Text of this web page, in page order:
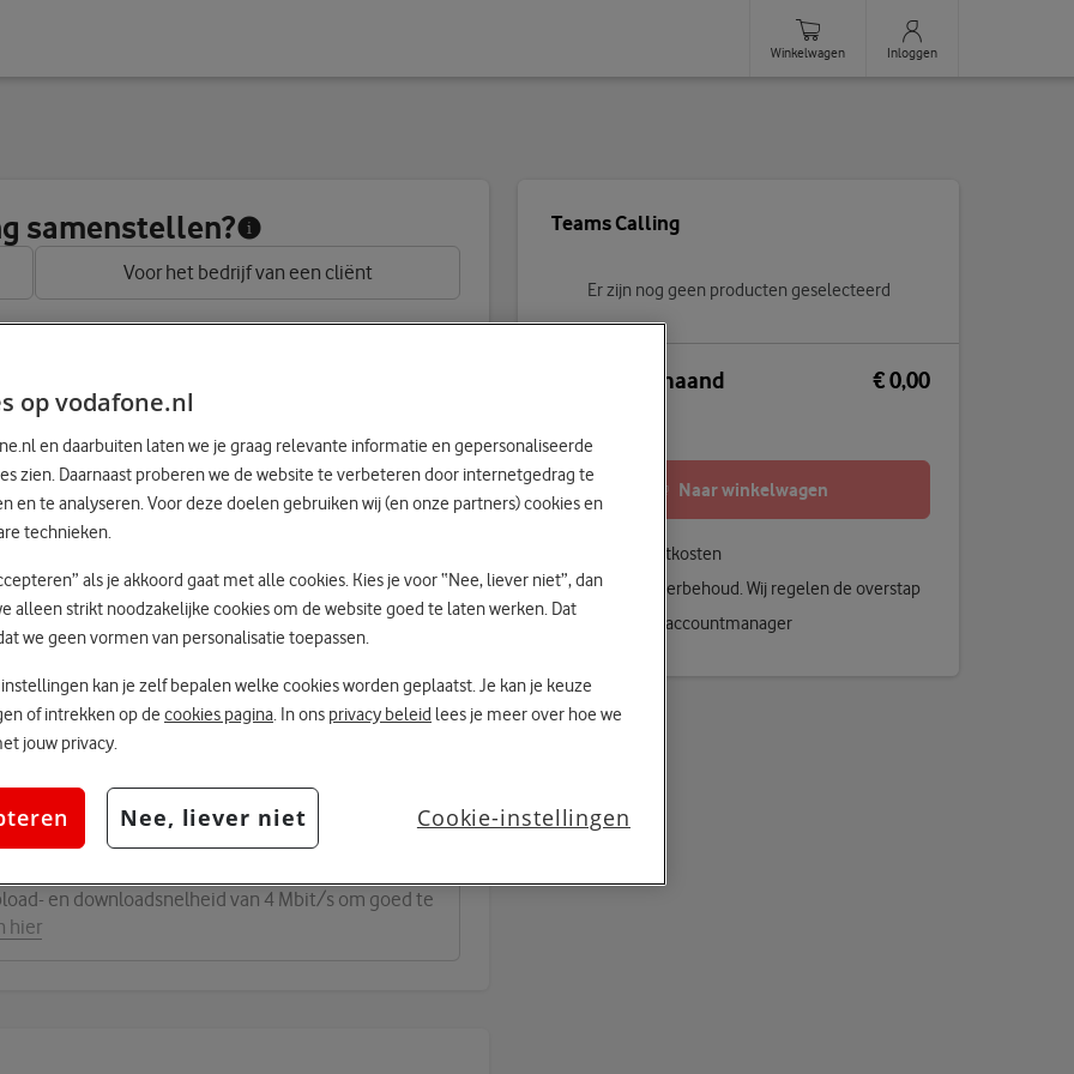
Winkelwagen Inloggen
samen
samenstellen?
Voor het bedrijf van een cliënt
gebruiken:
nodig. Dit mogen bestaande licenties zijn.
kunnen worden
licenties
en downloadsnelheid van 4 Mbit/s om goed te
hier
Teams Calling
Er zijn nog geen producten geselecteerd
Totaal per maand € 0,00
Naar winkelwagen
Geen aansluitkosten
Gratis nummerbehoud. Wij regelen de overstap
Persoonlijke accountmanager
op vodafone.nl
en daarbuiten laten we je graag relevante informatie en gepersonaliseerde
zien. Daarnaast proberen we de website te verbeteren door internetgedrag te
en te analyseren. Voor deze doelen gebruiken wij (en onze partners) cookies en
technieken.
als je akkoord gaat met alle cookies. Kies je voor “Nee, liever niet”, dan
alleen strikt noodzakelijke cookies om de website goed te laten werken. Dat
we geen vormen van personalisatie toepassen.
kan je zelf bepalen welke cookies worden geplaatst. Je kan je keuze
of intrekken op de cookies pagina . In ons privacy beleid lees je meer over hoe we
jouw privacy.
Nee, liever niet Cookie-instellingen